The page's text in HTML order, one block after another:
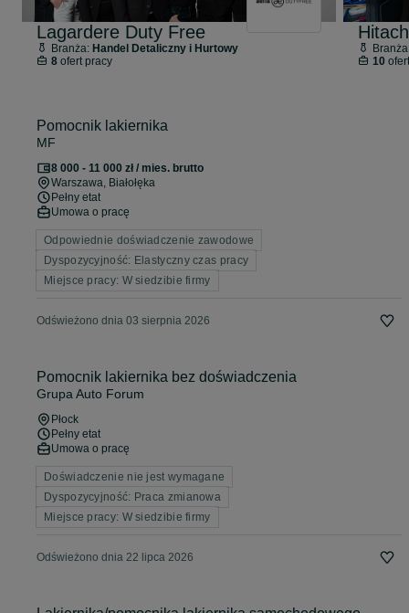
Lagardere Duty Free
Branża: Handel Detaliczny i Hurtowy
8ofert pracy
10
Pomocnik lakiernika
MF
8 000 - 11 000 zł / mies. brutto
Warszawa, Białołęka
Pełny etat
Umowa o pracę
Odpowiednie doświadczenie zawodowe
Dyspozycyjność: Elastyczny czas pracy
Miejsce pracy: W siedzibie firmy
Odświeżono dnia 03 sierpnia 2026
Pomocnik lakiernika bez doświadczenia
Grupa Auto Forum
Płock
Pełny etat
Umowa o pracę
Doświadczenie nie jest wymagane
Dyspozycyjność: Praca zmianowa
Miejsce pracy: W siedzibie firmy
Odświeżono dnia 22 lipca 2026